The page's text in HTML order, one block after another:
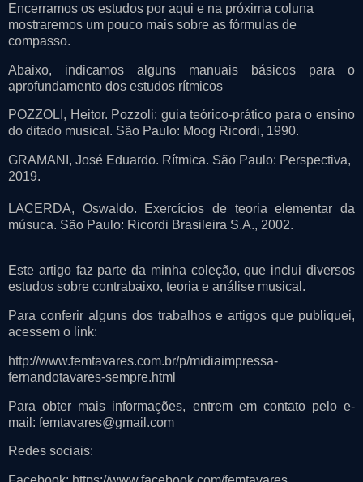
Encerramos os estudos por aqui e na próxima coluna
mostraremos um pouco mais sobre as fórmulas de
compasso.
Abaixo, indicamos alguns manuais básicos para o
aprofundamento dos estudos rítmicos
POZZOLI, Heitor. Pozzoli: guia teórico-prático para o ensino
do ditado musical. São Paulo: Moog Ricordi, 1990.
GRAMANI, José Eduardo. Rítmica. São Paulo: Perspectiva,
2019.
LACERDA, Oswaldo. Exercícios de teoria elementar da
músuca. São Paulo: Ricordi Brasileira S.A., 2002.
Este artigo faz parte da minha coleção, que inclui diversos
estudos sobre contrabaixo, teoria e análise musical.
Para conferir alguns dos trabalhos e artigos que publiquei,
acessem o link:
http://www.femtavares.com.br/p/midiaimpressa-
fernandotavares-sempre.html
Para obter mais informações, entrem em contato pelo e-
mail: femtavares@gmail.com
Redes sociais: